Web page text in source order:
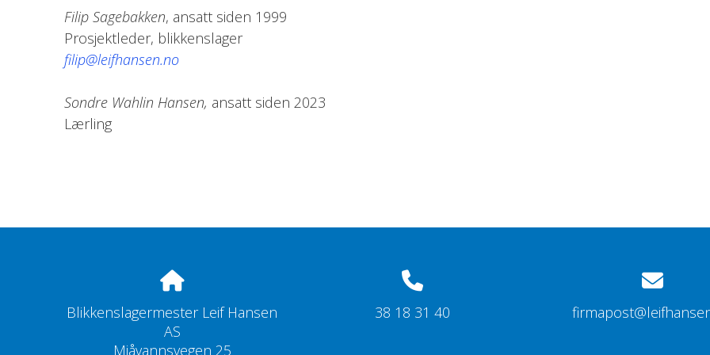
Filip Sagebakken, ansatt siden 1999
Prosjektleder, blikkenslager
filip@leifhansen.no
Sondre Wahlin Hansen, ansatt siden 2023
Lærling
Blikkenslagermester Leif Hansen
AS
Mjåvannsvegen 25
38 18 31 40